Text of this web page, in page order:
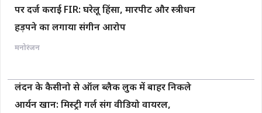
पर दर्ज कराई FIR: घरेलू हिंसा, मारपीट और स्त्रीधन
हड़पने का लगाया संगीन आरोप
मनोरंजन
लंदन के कैसीनो से ऑल ब्लैक लुक में बाहर निकले
आर्यन खान: मिस्ट्री गर्ल संग वीडियो वायरल,